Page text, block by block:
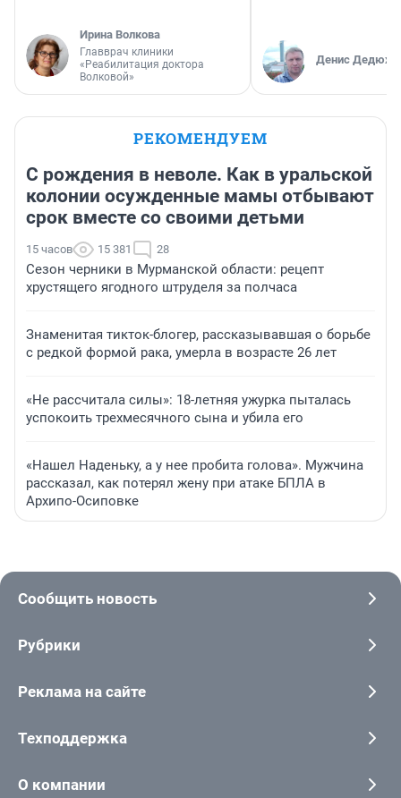
Ирина Волкова
Главврач клиники
«Реабилитация доктора
Волковой»
Денис
РЕКОМЕНДУЕМ
С рождения в неволе. Как в уральской
колонии осужденные мамы отбывают
срок вместе со своими детьми
15 часов 15 381 28
Сезон черники в Мурманской области: рецепт
хрустящего ягодного штруделя за полчаса
Знаменитая тикток-блогер, рассказывавшая о борьбе
с редкой формой рака, умерла в возрасте 26 лет
«Не рассчитала силы»: 18-летняя ужурка пыталась
успокоить трехмесячного сына и убила его
«Нашел Наденьку, а у нее пробита голова». Мужчина
рассказал, как потерял жену при атаке БПЛА в
Архипо-Осиповке
Сообщить новость
Рубрики
Реклама на сайте
Техподдержка
О компании